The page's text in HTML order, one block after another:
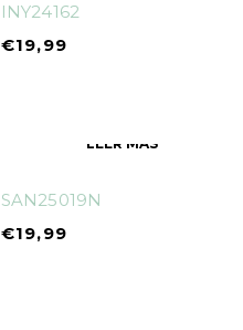
INY24162
€19,99
LEER MÁS
SAN25019N
€19,99